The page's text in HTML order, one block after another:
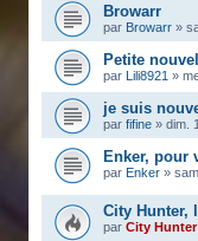
Browarr
par Browarr »
Petite
par Lili8921 »
je suis
par fifine » dim.
Enker, pour
par Enker »
City Hunter,
par City Hunter